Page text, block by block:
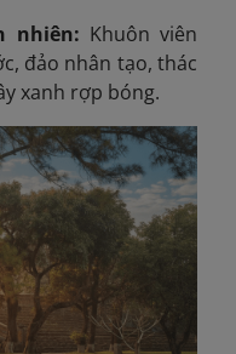
nhiên: Khuôn viên
đảo nhân tạo, thác
xanh rợp bóng.